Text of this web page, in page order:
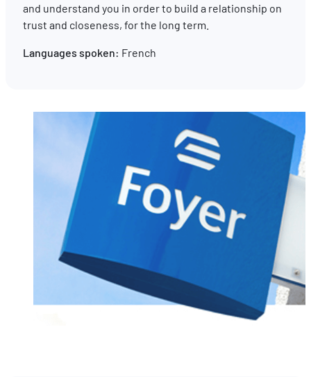
and understand you in order to build a relationship on
trust and closeness, for the long term.
Languages spoken: French